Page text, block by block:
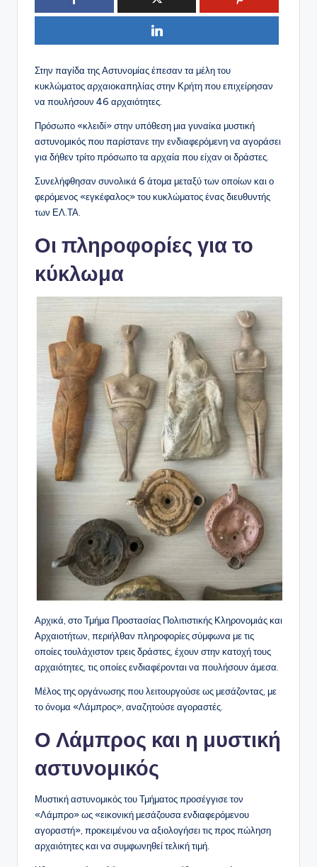
Στην παγίδα της Αστυνομίας έπεσαν τα μέλη του
κυκλώματος αρχαιοκαπηλίας στην Κρήτη που επιχείρησαν
να πουλήσουν 46 αρχαιότητες.
Πρόσωπο «κλειδί» στην υπόθεση μια γυναίκα μυστική
αστυνομικός που παρίστανε την ενδιαφερόμενη να αγοράσει
για δήθεν τρίτο πρόσωπο τα αρχαία που είχαν οι δράστες.
Συνελήφθησαν συνολικά 6 άτομα μεταξύ των οποίων και ο
φερόμενος «εγκέφαλος» του κυκλώματος ένας διευθυντής
των ΕΛ.ΤΑ.
Οι πληροφορίες για το
κύκλωμα
Αρχικά, στο Τμήμα Προστασίας Πολιτιστικής Κληρονομιάς και
Αρχαιοτήτων, περιήλθαν πληροφορίες σύμφωνα με τις
οποίες τουλάχιστον τρεις δράστες, έχουν στην κατοχή τους
αρχαιότητες, τις οποίες ενδιαφέρονται να πουλήσουν άμεσα.
Μέλος της οργάνωσης που λειτουργούσε ως μεσάζοντας, με
το όνομα «Λάμπρος», αναζητούσε αγοραστές.
Ο Λάμπρος και η μυστική
αστυνομικός
Μυστική αστυνομικός του Τμήματος προσέγγισε τον
«Λάμπρο» ως «εικονική μεσάζουσα ενδιαφερόμενου
αγοραστή», προκειμένου να αξιολογήσει τις προς πώληση
αρχαιότητες και να συμφωνηθεί τελική τιμή.